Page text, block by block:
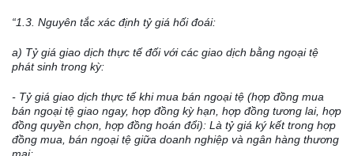
“1.3. Nguyên tắc xác định tỷ giá hối đoái:
a) Tỷ giá giao dịch thực tế đối với các giao dịch bằng ngoại tệ
phát sinh trong kỳ:
- Tỷ giá giao dịch thực tế khi mua bán ngoại tệ (hợp đồng mua
bán ngoại tệ giao ngay, hợp đồng kỳ hạn, hợp đồng tương lai, hợp
đồng quyền chọn, hợp đồng hoán đổi): Là tỷ giá kýkết trong hợp
đồng mua, bán ngoại tệ giữa doanh nghiệp và ngân hàng thương